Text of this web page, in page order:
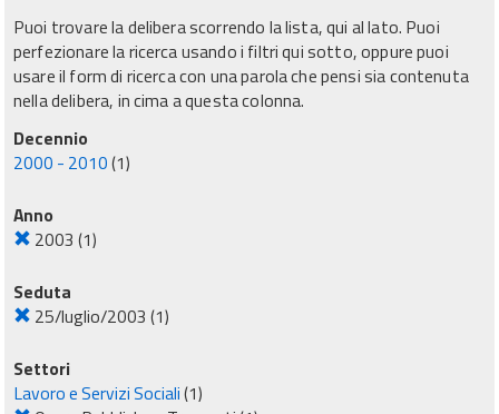
Puoi trovare la delibera scorrendo la lista, qui al lato. Puoi
perfezionare la ricerca usando i filtri qui sotto, oppure puoi
usare il form di ricerca con una parola che pensi sia contenuta
nella delibera, in cima a questa colonna.
Decennio
2000 - 2010(1)
Anno
2003 (1)
Seduta
25/luglio/2003 (1)
Settori
Lavoro e Servizi Sociali(1)